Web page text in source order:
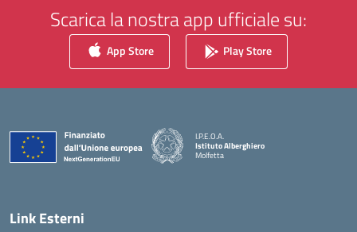
Scarica la nostra app ufficiale su:
App Store Play Store
I.P.E.O.A.
Istituto Alberghiero
Molfetta
Link Esterni